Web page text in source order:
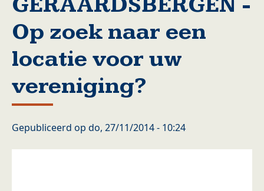
Op zoek naar een
locatie voor uw
vereniging?
Gepubliceerd op do, 27/11/2014 - 10:24